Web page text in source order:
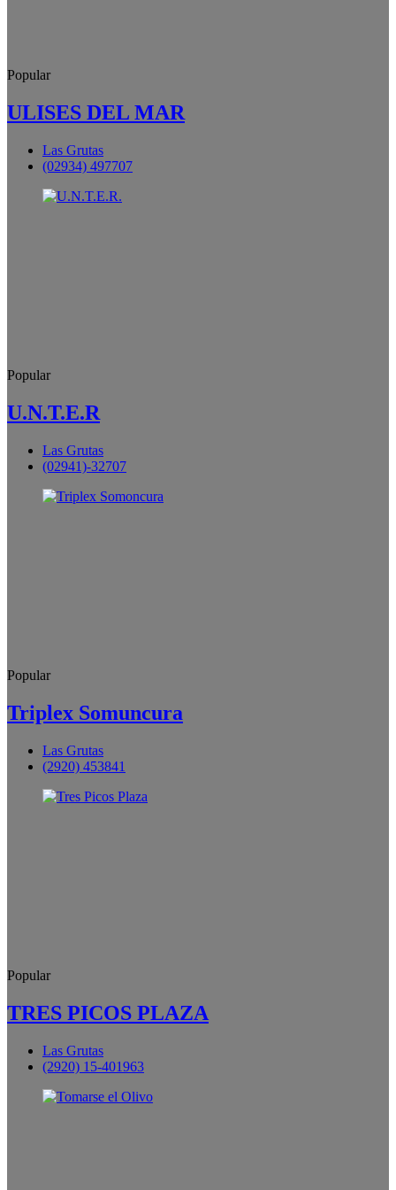
Popular
ULISES DEL MAR
Las Grutas
(02934) 497707
Popular
U.N.T.E.R
Las Grutas
(02941)-32707
Popular
Triplex Somuncura
Las Grutas
(2920) 453841
Popular
TRES PICOS PLAZA
Las Grutas
(2920) 15-401963